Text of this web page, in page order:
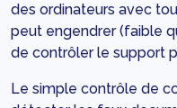
des ordinateurs avec
peut engendrer (faible
de contrôler le support
Le simple contrôle de